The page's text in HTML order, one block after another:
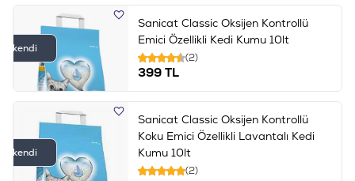
Tükendi
Sanicat Classic Oksijen Kontrollü
Emici Özellikli Kedi Kumu 10lt
(2)
399TL
Tükendi
Sanicat Classic Oksijen Kontrollü
Koku Emici Özellikli Lavantalı Kedi
Kumu 10lt
(2)